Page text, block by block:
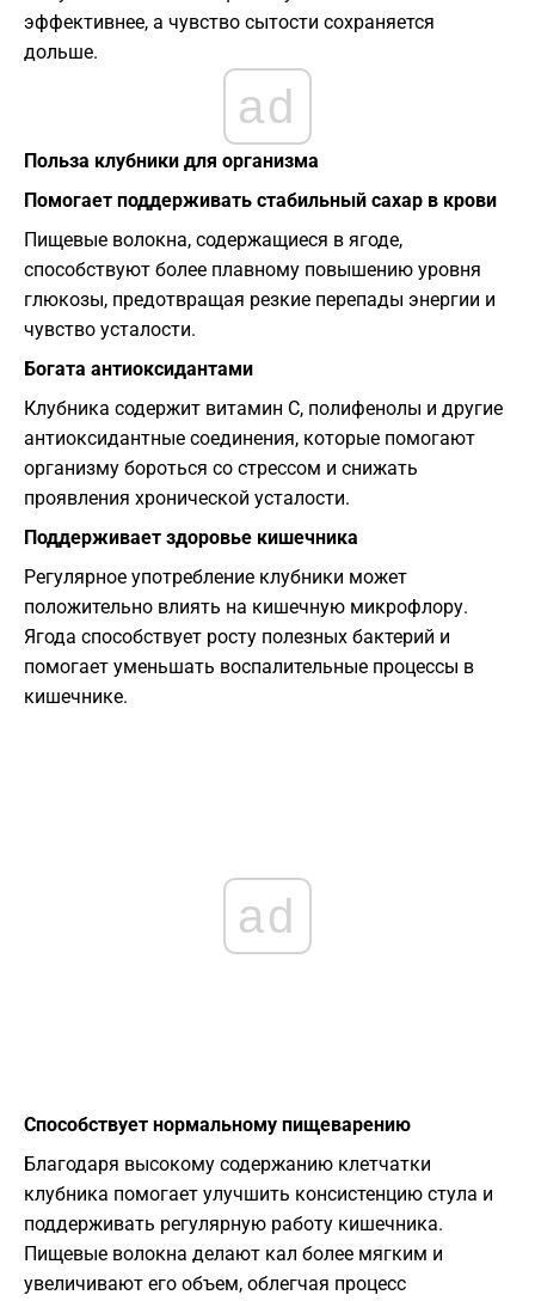
эффективнее, а чувство сытости сохраняется
дольше.
ad
Польза клубники для организма
Помогает поддерживать стабильный сахар в крови
Пищевые волокна, содержащиеся в ягоде,
способствуют более плавному повышению уровня
глюкозы, предотвращая резкие перепады энергии и
чувство усталости.
Богата антиоксидантами
Клубника содержит витамин С, полифенолы и другие
антиоксидантные соединения, которые помогают
организму бороться со стрессом и снижать
проявления хронической усталости.
Поддерживает здоровье кишечника
Регулярное употребление клубники может
положительно влиять на кишечную микрофлору.
Ягода способствует росту полезных бактерий и
помогает уменьшать воспалительные процессы в
кишечнике.
ad
Способствует нормальному пищеварению
Благодаря высокому содержанию клетчатки
клубника помогает улучшить консистенцию стула и
поддерживать регулярную работу кишечника.
Пищевые волокна делают кал более мягким и
увеличивают его объем, облегчая процесс